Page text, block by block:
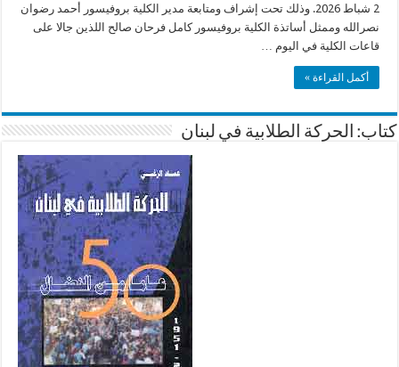
2 شباط 2026. وذلك تحت إشراف ومتابعة مدير الكلية بروفيسور أحمد رضوان
نصرالله وممثل أساتذة الكلية بروفيسور كامل فرحان صالح اللذين جالا على
قاعات الكلية في اليوم …
أكمل القراءة »
كتاب: الحركة الطلابية في لبنان